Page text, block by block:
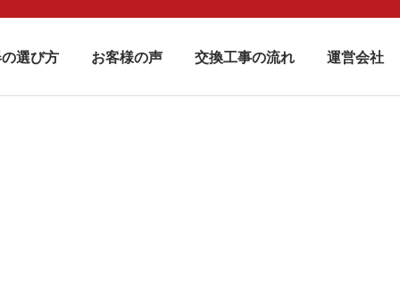
選び方 お客様の声 交換工事の流れ 運営会社